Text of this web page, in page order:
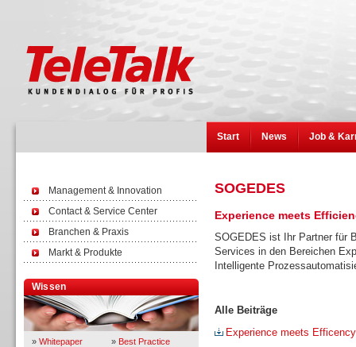
Start News Job &
Management & Innovation
Contact & Service Center
Branchen & Praxis
Markt & Produkte
Wissen
» Whitepaper » Best Practice
SOGEDES
Experience meets
SOGEDES ist Ihr Partner für
Services in den Bereichen
Intelligente
Alle Beiträge
Experience meets Efficency